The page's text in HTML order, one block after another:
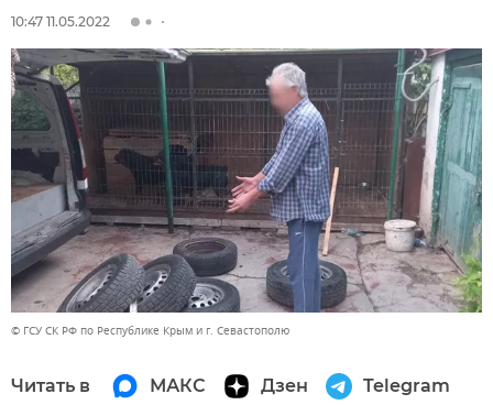
10:47 11.05.2022
© ГСУ СК РФ по Республике Крым и г. Севастополю
Читать в МАКС Дзен Telegram